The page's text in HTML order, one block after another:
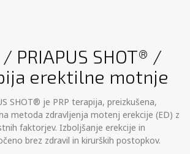
PRIAPUS SHOT® /
erektilne motnje
SHOT® je PRP terapija, preizkušena,
metoda zdravljenja motenj erekcije (ED) z
faktorjev. Izboljšanje erekcije in
brez zdravil in kirurških postopkov.